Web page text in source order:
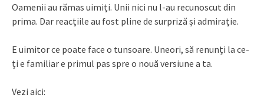
Oamenii au rămas uimiți. Unii nici nu l-au recunoscut din
prima. Dar reacțiile au fost pline de surpriză și admirație.
E uimitor ce poate face o tunsoare. Uneori, să renunți la ce-
ți e familiar e primul pas spre o nouă versiune a ta.
Vezi aici: